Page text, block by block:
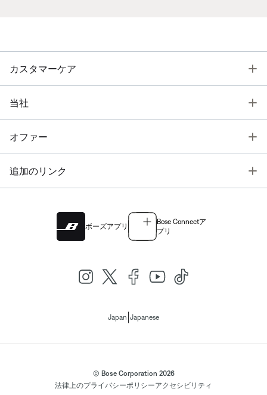
カスタマーケア
当社
オファー
追加のリンク
ボーズアプリ
Bose Connectア
プリ
Japan Japanese
© Bose Corporation 2026
法律上のプライバシーポリシーアクセシビリティ